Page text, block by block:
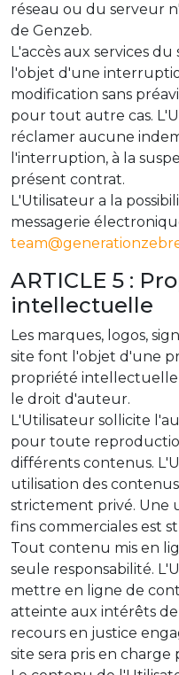
réseau ou du serveur
de Genzeb.
L'accès aux services
l'objet d'une
modification sans
pour tout autre cas.
réclamer aucune
l'interruption, à la
présent contrat.
L'Utilisateur a la
messagerie
ARTICLE 5 :
intellectuelle
Les marques, logos,
site font l'objet d'une
propriété
le droit d'auteur.
L'Utilisateur sollicite
pour toute
différents contenus.
utilisation des
strictement privé. Une
fins commerciales est
Tout contenu mis en
seule responsabilité.
mettre en ligne de
atteinte aux intérêts
recours en justice
site sera pris en charge